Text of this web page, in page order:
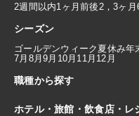
2週間以内1ヶ月前後2，3ヶ月
シーズン
ゴールデンウィーク 夏休み年
7月 8月9月 10月 11月 12月
職種から探す
ホテル・旅館・飲食店・レ